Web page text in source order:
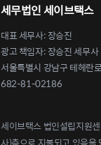
세무법인 세이브택스
대표 세무사: 장승진
광고 책임자: 장승진 세무사
서울특별시 강남구 테헤란
682-81-02186
세이브택스 법인설립지원